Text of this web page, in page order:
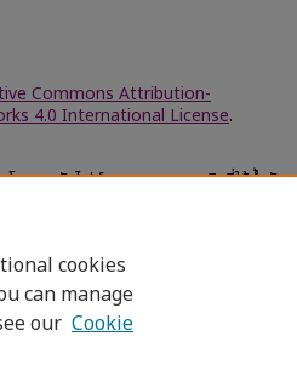
Commons Attribution-
4.0 International License.
ดรเจนซัลไฟด์จากเตาเผาศพชนิดที่ใช้น้ำมัน
cookies
can manage
our Cookie